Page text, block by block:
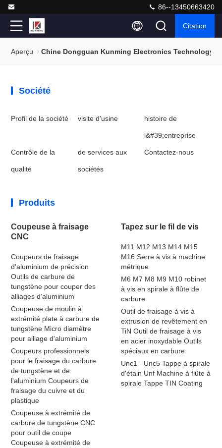
86--13450663420
Citation
Aperçu Chine Dongguan Kunming Electronics Technology
Société
Profil de la société visite d'usine histoire de
l&#39;entreprise
Contrôle de la
qualité
de services aux
sociétés
Contactez-nous
Produits
Coupeuse à fraisage
CNC
Coupeurs de fraisage
d'aluminium de précision
Outils de carbure de
tungstène pour couper des
alliages d'aluminium
Coupeuse de moulin à
extrémité plate à carbure de
tungstène Micro diamètre
pour alliage d'aluminium
Coupeurs professionnels
pour le fraisage du carbure
de tungstène et de
l'aluminium Coupeurs de
fraisage du cuivre et du
plastique
Coupeuse à extrémité de
carbure de tungstène CNC
pour outil de coupe
Coupeuse à extrémité de
Tapez sur le fil de vis
M11 M12 M13 M14 M15
M16 Serre à vis à machine
métrique
M6 M7 M8 M9 M10 robinet
à vis en spirale à flûte de
carbure
Outil de fraisage à vis à
extrusion de revêtement en
TiN Outil de fraisage à vis
en acier inoxydable Outils
spéciaux en carbure
Unc1 - Unc5 Tappe à spirale
d'étain Unf Machine à flûte à
spirale Tappe TIN Coating